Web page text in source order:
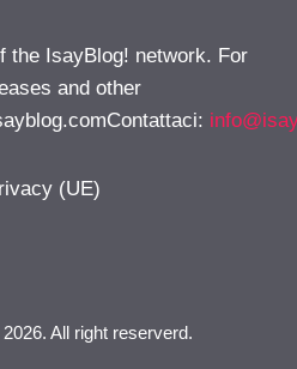
the IsayBlog! network. For
and other
:
(UE)
All right reserverd.